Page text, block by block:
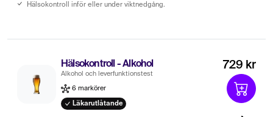
Hälsokontroll inför eller under viktnedgång.
Hälsokontroll - Alkohol
Alkohol och leverfunktionstest
6 markörer
Läkarutlåtande
729 kr